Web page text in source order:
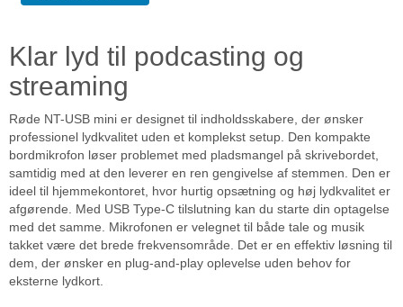
Klar lyd til podcasting og
streaming
Røde NT-USB mini er designet til indholdsskabere, der ønsker
professionel lydkvalitet uden et komplekst setup. Den kompakte
bordmikrofon løser problemet med pladsmangel på skrivebordet,
samtidig med at den leverer en ren gengivelse af stemmen. Den er
ideel til hjemmekontoret, hvor hurtig opsætning og høj lydkvalitet er
afgørende. Med USB Type-C tilslutning kan du starte din optagelse
med det samme. Mikrofonen er velegnet til både tale og musik
takket være det brede frekvensområde. Det er en effektiv løsning til
dem, der ønsker en plug-and-play oplevelse uden behov for
eksterne lydkort.